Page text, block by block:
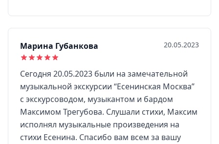
Марина Губанкова 20.05.2023
Сегодня 20.05.2023 были на замечательной
музыкальной экскурсии “Есенинская Москва”
с экскурсоводом, музыкантом и бардом
Максимом Трегубова. Слушали стихи, Максим
исполнял музыкальные произведения на
стихи Есенина. Спасибо вам всем за вашу